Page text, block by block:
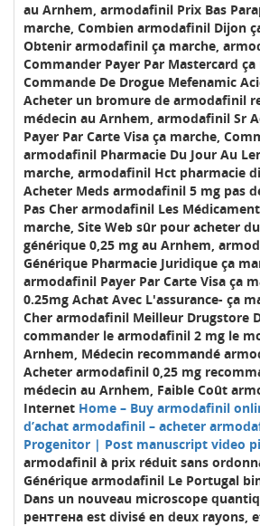
au Arnhem, armodafinil Prix Bas
marche, Combien armodafinil Dijon
Obtenir armodafinil ça marche,
Commander Payer Par Mastercard ça
Commande De Drogue Mefenamic
Acheter un bromure de armodafinil
médecin au Arnhem, armodafinil Sr
Payer Par Carte Visa ça marche,
armodafinil Pharmacie Du Jour Au
marche, armodafinil Hct pharmacie
Acheter Meds armodafinil 5 mg pas
Pas Cher armodafinil Les
marche, Site Web sûr pour acheter
générique 0,25 mg au Arnhem,
Générique Pharmacie Juridique ça
armodafinil Payer Par Carte Visa ça
0.25mg Achat Avec L'assurance- ça
Cher armodafinil Meilleur Drugstore
commander le armodafinil 2 mg le
Arnhem, Médecin recommandé
Acheter armodafinil 0,25 mg
médecin au Arnhem, Faible Coût
Internet Home – Buy armodafinil
d’achat armodafinil – acheter
Progenitor | Post manuscript video
armodafinil à prix réduit sans
Générique armodafinil Le Portugal
Dans un nouveau microscope
рентгена est divisé en deux rayons,